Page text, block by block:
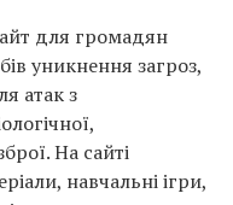
для громадян
уникнення загроз,
атак з
На сайті
навчальні ігри,